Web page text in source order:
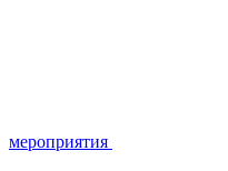
мероприятия